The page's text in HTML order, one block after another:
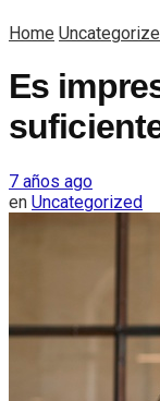
Home
Es
7 años ago
en Uncategorized